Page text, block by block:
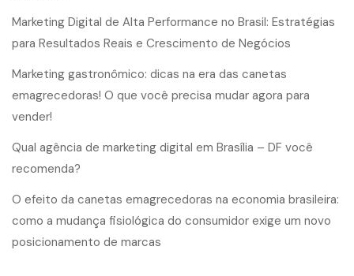
Marketing Digital de Alta Performance no Brasil: Estratégias
para Resultados Reais e Crescimento de Negócios
Marketing gastronômico: dicas na era das canetas
emagrecedoras! O que você precisa mudar agora para
vender!
Qual agência de marketing digital em Brasília – DF você
recomenda?
O efeito da canetas emagrecedoras na economia brasileira:
como a mudança fisiológica do consumidor exige um novo
posicionamento de marcas